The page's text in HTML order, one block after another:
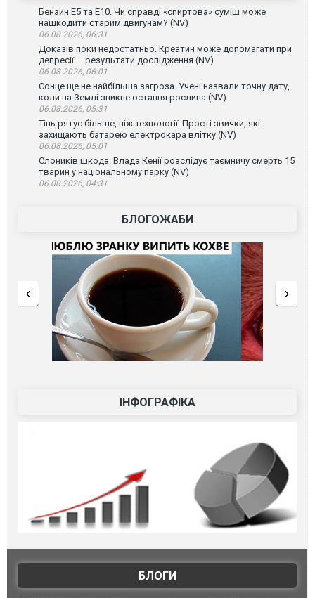
Бензин Е5 та Е10. Чи справді «спиртова» суміш може
нашкодити старим двигунам? (NV)
06.08.2026, 06:31
Доказів поки недостатньо. Креатин може допомагати при
депресії — результати дослідження (NV)
06.08.2026, 06:01
Сонце ще не найбільша загроза. Учені назвали точну дату,
коли на Землі зникне остання рослина (NV)
06.08.2026, 05:31
Тінь рятує більше, ніж технології. Прості звички, які
захищають батарею електрокара влітку (NV)
06.08.2026, 05:01
Слоників шкода. Влада Кенії розслідує таємничу смерть 15
тварин у національному парку (NV)
06.08.2026, 04:31
БЛОГОЖАБИ
ІНФОГРАФІКА
БЛОГИ